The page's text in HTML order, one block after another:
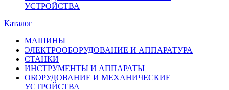
УСТРОЙСТВА
Каталог
МАШИНЫ
ЭЛЕКТРООБОРУДОВАНИЕ И АППАРАТУРА
СТАНКИ
ИНСТРУМЕНТЫ И АППАРАТЫ
ОБОРУДОВАНИЕ И МЕХАНИЧЕСКИЕ
УСТРОЙСТВА